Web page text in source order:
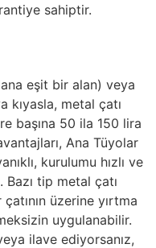
sahiptir.
eşit bir alan) veya
kıyasla, metal çatı
başına 50 ila 150 lira
Ana Tüyolar
kurulumu hızlı ve
tip metal çatı
üzerine yırtma
uygulanabilir.
ilave ediyorsanız,